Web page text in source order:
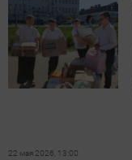
22 мая 2026, 13:00